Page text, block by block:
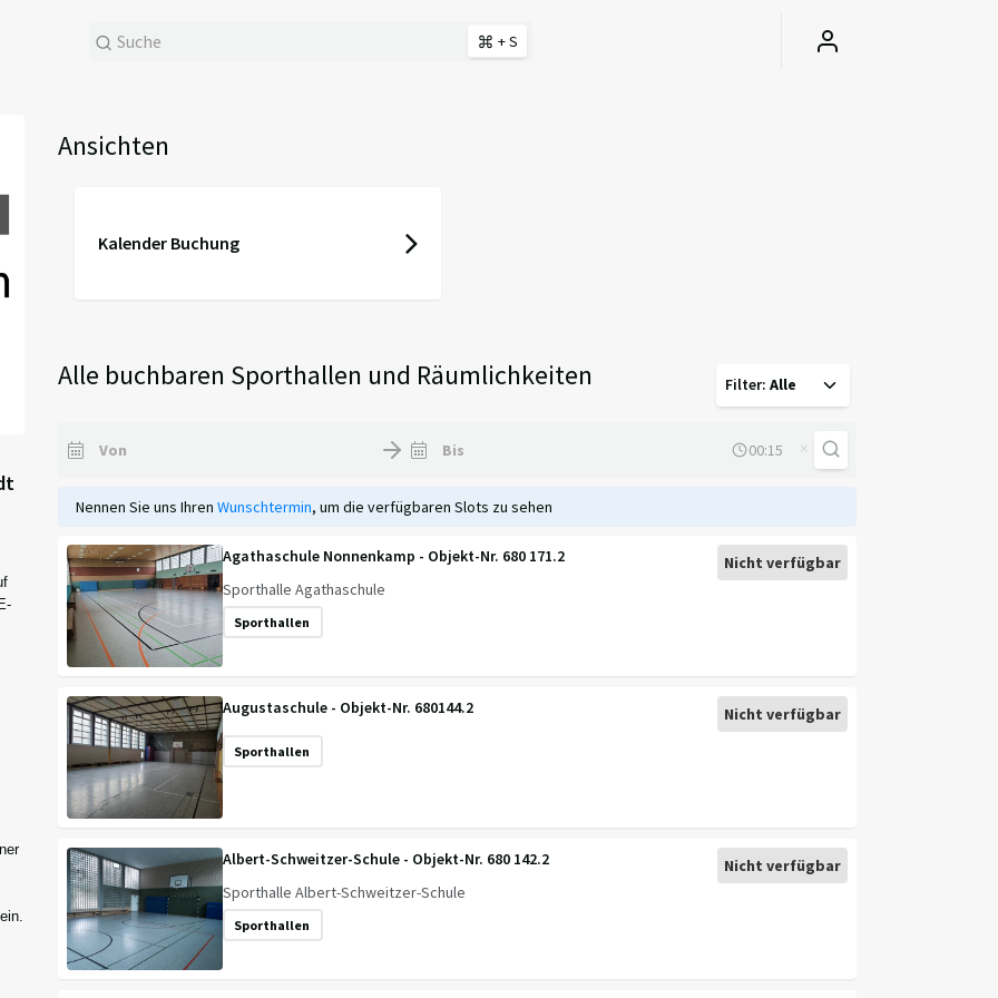
+ S
Ansichten
Kalender Buchung
Alle buchbaren Sporthallen und Räumlichkeiten Filter: Alle
×
Nennen Sie uns IhrenWunschtermin, um die verfügbaren Slots zu sehen
Agathaschule Nonnenkamp - Objekt-Nr. 680 171.2
Sporthalle Agathaschule
Sporthallen
Nicht verfügbar
Augustaschule - Objekt-Nr. 680144.2
Sporthallen
Nicht verfügbar
Albert-Schweitzer-Schule - Objekt-Nr. 680 142.2
Sporthalle Albert-Schweitzer-Schule
Sporthallen
Nicht verfügbar